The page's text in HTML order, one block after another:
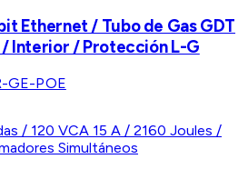
Ethernet / Tubo de Gas GDT
Interior / Protección L-G
GE-POE